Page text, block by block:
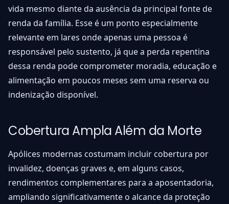
vida mesmo diante da ausência da principal fonte de
renda da família. Esse é um ponto especialmente
relevante em lares onde apenas uma pessoa é
responsável pelo sustento, já que a perda repentina
dessa renda pode comprometer moradia, educação e
alimentação em poucos meses sem uma reserva ou
indenização disponível.
Cobertura Ampla Além da Morte
Apólices modernas costumam incluir cobertura por
invalidez, doenças graves e, em alguns casos,
rendimentos complementares para a aposentadoria,
ampliando significativamente o alcance da proteção